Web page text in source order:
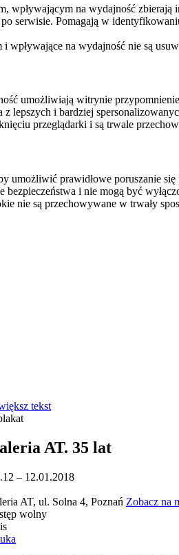
wpływającym na wydajność
serwisie. Pomagają w
wpływające na wydajność nie są
umożliwiają witrynie
z lepszych i bardziej
przeglądarki i są trwale
umożliwić prawidłowe poruszanie
bezpieczeństwa i nie mogą być
nie są przechowywane w trwały
tekst
AT. 35 lat
– 12.01.2018
AT, ul. Solna 4, Poznań Zobacz na
wolny